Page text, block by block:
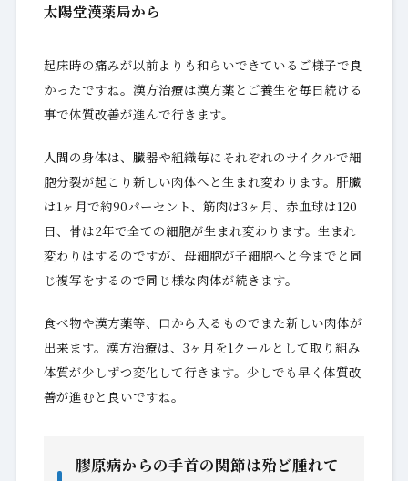
太陽堂漢薬局から
起床時の痛みが以前よりも和らいできているご様子で良
かったですね。漢方治療は漢方薬とご養生を毎日続ける
事で体質改善が進んで行きます。
人間の身体は、臓器や組織毎にそれぞれのサイクルで細
胞分裂が起こり新しい肉体へと生まれ変わります。肝臓
は1ヶ月で約90パーセント、筋肉は3ヶ月、赤血球は120
日、骨は2年で全ての細胞が生まれ変わります。生まれ
変わりはするのですが、母細胞が子細胞へと今までと同
じ複写をするので同じ様な肉体が続きます。
食べ物や漢方薬等、口から入るものでまた新しい肉体が
出来ます。漢方治療は、3ヶ月を1クールとして取り組み
体質が少しずつ変化して行きます。少しでも早く体質改
善が進むと良いですね。
膠原病からの手首の関節は殆ど腫れて